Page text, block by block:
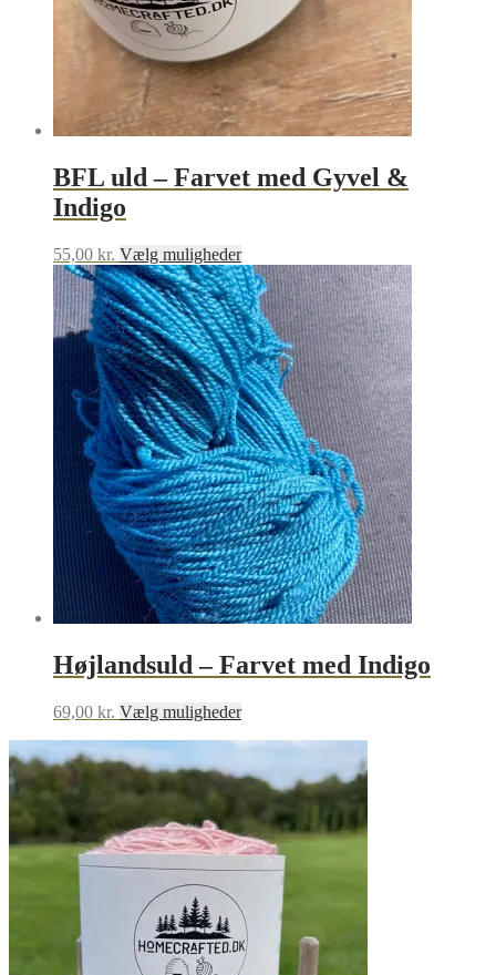
BFL uld – Farvet med Gyvel &
Indigo
55,00 kr. Vælg mulighederDette
vare
har
flere
varianter.
Mulighederne
kan
vælges
på
varesiden
Højlandsuld – Farvet med Indigo
69,00 kr. Vælg mulighederDette
flere
varianter.
Mulighederne
kan
vælges
på
varesiden